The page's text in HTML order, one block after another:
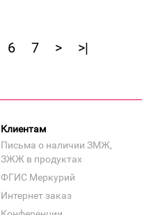
6 7 > >|
Клиентам
Письма о наличии ЗМЖ,
ЗЖЖ в продуктах
ФГИС Меркурий
Интернет заказ